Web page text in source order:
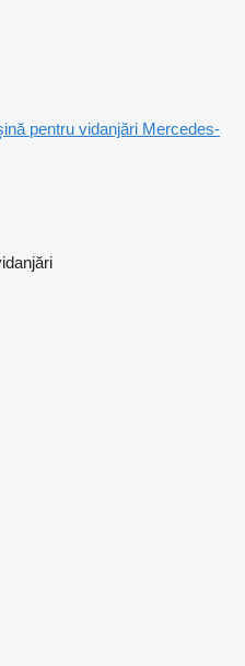
pentru vidanjări Mercedes-